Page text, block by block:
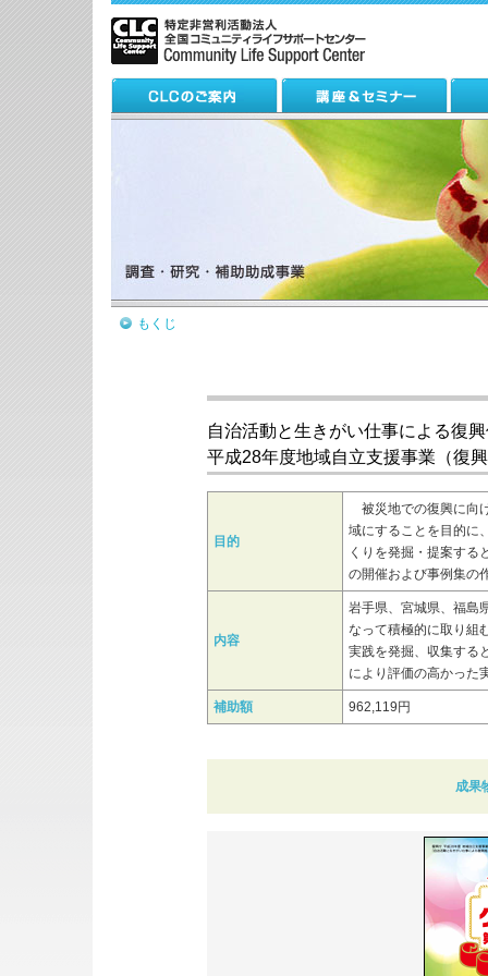
もくじ
自治活動と生きがい仕事による復
平成28年度地域自立支援事業（復
目的
被災地での復興に向
域にすることを目的に
くりを発掘・提案する
の開催および事例集の
内容
岩手県、宮城県、福島
なって積極的に取り組
実践を発掘、収集する
により評価の高かった
補助額 962,119円
成果